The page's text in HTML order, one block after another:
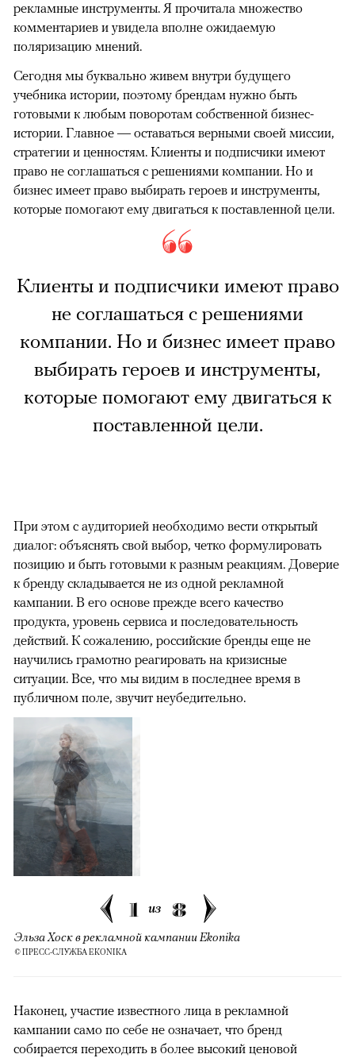
рекламные инструменты. Я прочитала множество
комментариев и увидела вполне ожидаемую
поляризацию мнений.
Сегодня мы буквально живем внутри будущего
учебника истории, поэтому брендам нужно быть
готовыми к любым поворотам собственной бизнес-
истории. Главное — оставаться верными своей миссии,
стратегии и ценностям. Клиенты и подписчики имеют
право не соглашаться с решениями компании. Но и
бизнес имеет право выбирать героев и инструменты,
которые помогают ему двигаться к поставленной цели.
Клиенты и подписчики имеют право
не соглашаться с решениями
компании. Но и бизнес имеет право
выбирать героев и инструменты,
которые помогают ему двигаться к
поставленной цели.
При этом с аудиторией необходимо вести открытый
диалог: объяснять свой выбор, четко формулировать
позицию и быть готовыми к разным реакциям. Доверие
к бренду складывается не из одной рекламной
кампании. В его основе прежде всего качество
продукта, уровень сервиса и последовательность
действий. К сожалению, российские бренды еще не
научились грамотно реагировать на кризисные
ситуации. Все, что мы видим в последнее время в
публичном поле, звучит неубедительно.
1 из 8
Эльза Хоск в рекламной кампании Ekonika
© ПРЕСС-СЛУЖБА EKONIKA
Наконец, участие известного лица в рекламной
кампании само по себе не означает, что бренд
собирается переходить в более высокий ценовой